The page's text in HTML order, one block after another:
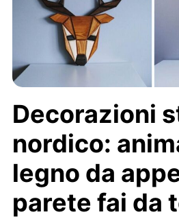
Decorazioni
nordico:
legno da
parete fai da